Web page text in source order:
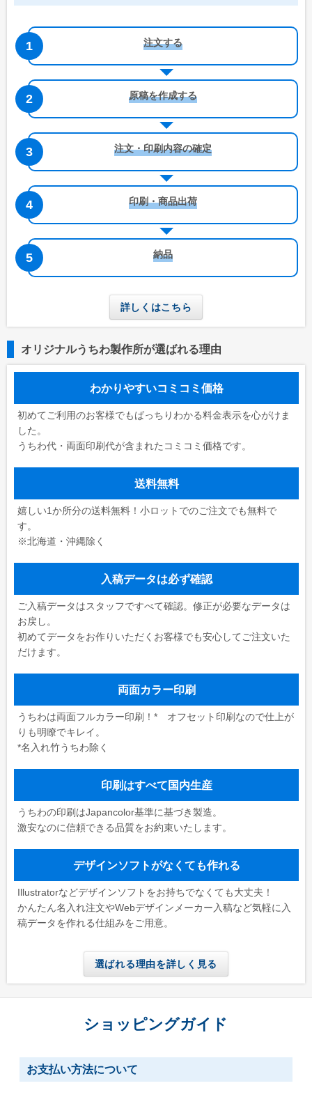
注文する
原稿を作成する
注文・印刷内容の確定
印刷・商品出荷
納品
詳しくはこちら
オリジナルうちわ製作所が選ばれる理由
わかりやすいコミコミ価格
初めてご利用のお客様でもばっちりわかる料金表示を心がけま
した。
うちわ代・両面印刷代が含まれたコミコミ価格です。
送料無料
嬉しい1か所分の送料無料！小ロットでのご注文でも無料で
す。
※北海道・沖縄除く
入稿データは必ず確認
ご入稿データはスタッフですべて確認。修正が必要なデータは
お戻し。
初めてデータをお作りいただくお客様でも安心してご注文いた
だけます。
両面カラー印刷
うちわは両面フルカラー印刷！* オフセット印刷なので仕上が
りも明瞭でキレイ。
*名入れ竹うちわ除く
印刷はすべて国内生産
うちわの印刷はJapancolor基準に基づき製造。
激安なのに信頼できる品質をお約束いたします。
デザインソフトがなくても作れる
Illustratorなどデザインソフトをお持ちでなくても大丈夫！
かんたん名入れ注文やWebデザインメーカー入稿など気軽に入
稿データを作れる仕組みをご用意。
選ばれる理由を詳しく見る
ショッピングガイド
お支払い方法について